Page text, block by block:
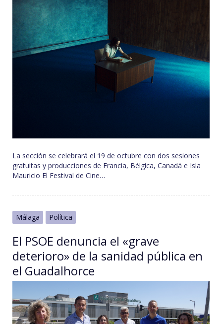
La sección se celebrará el 19 de octubre con dos sesiones
gratuitas y producciones de Francia, Bélgica, Canadá e Isla
Mauricio El Festival de Cine…
Málaga Política
El PSOE denuncia el «grave
deterioro» de la sanidad pública en
el Guadalhorce